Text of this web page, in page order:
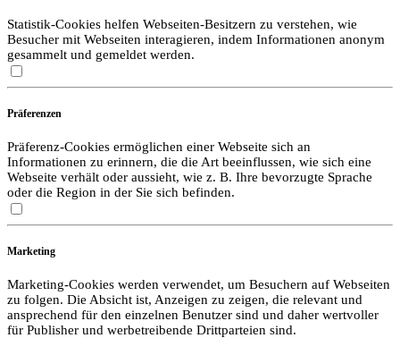
Statistik-Cookies helfen Webseiten-Besitzern zu verstehen, wie
Besucher mit Webseiten interagieren, indem Informationen anonym
gesammelt und gemeldet werden.
Präferenzen
Präferenz-Cookies ermöglichen einer Webseite sich an
Informationen zu erinnern, die die Art beeinflussen, wie sich eine
Webseite verhält oder aussieht, wie z. B. Ihre bevorzugte Sprache
oder die Region in der Sie sich befinden.
Marketing
Marketing-Cookies werden verwendet, um Besuchern auf Webseiten
zu folgen. Die Absicht ist, Anzeigen zu zeigen, die relevant und
ansprechend für den einzelnen Benutzer sind und daher wertvoller
für Publisher und werbetreibende Drittparteien sind.